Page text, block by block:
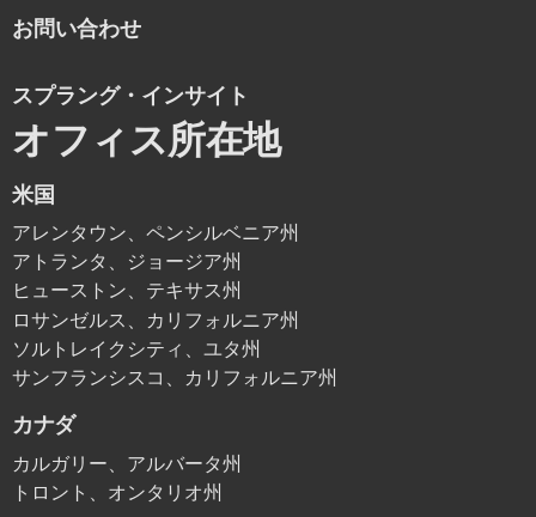
お問い合わせ
スプラング・インサイト
オフィス所在地
米国
アレンタウン、ペンシルベニア州
アトランタ、ジョージア州
ヒューストン、テキサス州
ロサンゼルス、カリフォルニア州
ソルトレイクシティ、ユタ州
サンフランシスコ、カリフォルニア州
カナダ
カルガリー、アルバータ州
トロント、オンタリオ州